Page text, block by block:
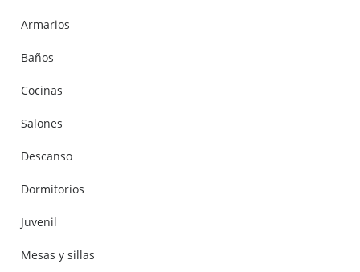
Armarios
Baños
Cocinas
Salones
Descanso
Dormitorios
Juvenil
Mesas y sillas